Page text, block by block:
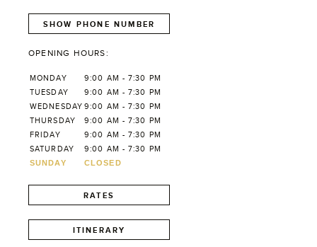
SHOW PHONE NUMBER
OPENING HOURS:
MONDAY
9:00 AM - 7:30 PM
TUESDAY
9:00 AM - 7:30 PM
WEDNESDAY 9:00 AM - 7:30 PM
THURSDAY
9:00 AM - 7:30 PM
FRIDAY
9:00 AM - 7:30 PM
SATURDAY
9:00 AM - 7:30 PM
SUNDAY
CLOSED
RATES
ITINERARY